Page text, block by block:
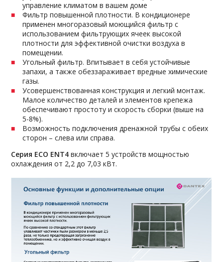
управление климатом в вашем доме
Фильтр повышенной плотности. В кондиционере
применен многоразовый моющийся фильтр с
использованием фильтрующих ячеек высокой
плотности для эффективной очистки воздуха в
помещении.
Угольный фильтр. Впитывает в себя устойчивые
запахи, а также обеззараживает вредные химические
газы.
Усовершенствованная конструкция и легкий монтаж.
Малое количество деталей и элементов крепежа
обеспечивают простоту и скорость сборки (выше на
5-8%).
Возможность подключения дренажной трубы с обеих
сторон – слева или справа.
Серия ECO ENT4 включает 5 устройств мощностью
охлаждения от 2,2 до 7,03 кВт.